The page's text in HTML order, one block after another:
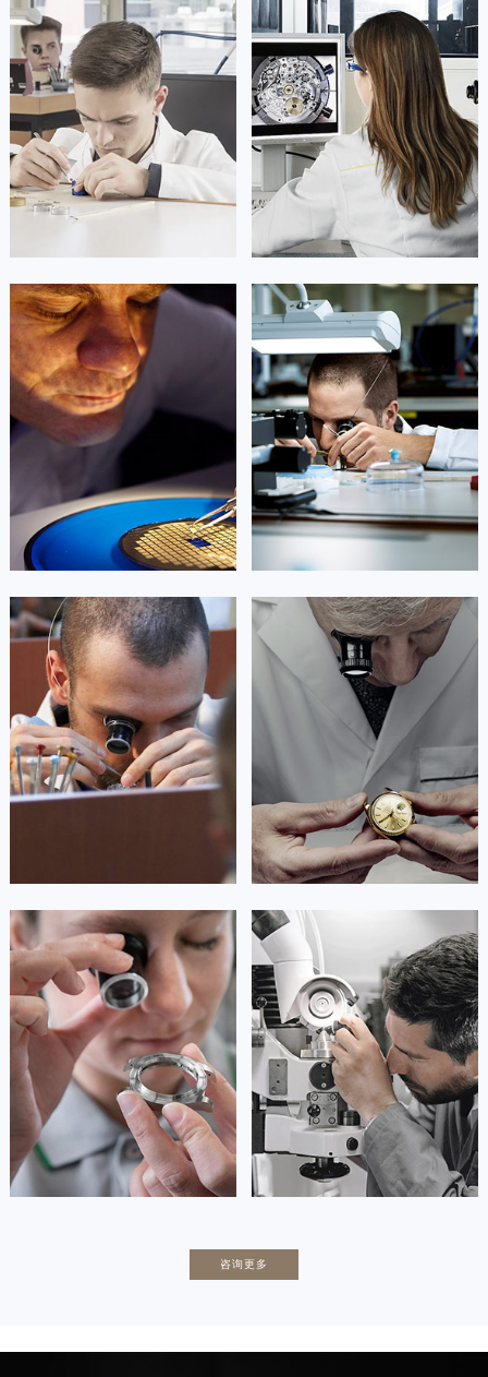
凯罗尔·切尔西
资深百达翡丽技师
是百达翡丽售后维修服务中心
(百达翡丽保养中心)
的高级技师之一
Beijing PatekPhilippe Maintain
center
 北京百达翡丽维修
达芙妮·克劳迪娅
资深百达翡丽技师
是百达翡丽售后维修服务中心
(百达翡丽保养中心)
的高级技师之一
Shanghai PatekPhilippe Maintain
center
 上海百达翡丽维修
艾德琳·亚历桑德拉
资深百达翡丽技师
是百达翡丽售后维修服务中心
(百达翡丽保养中心)
的高级技师之一
Guangzhou PatekPhilippe Maintain
center
艾莉森·安吉莉亚
资深百达翡丽技师
是百达翡丽售后维修服务中心
(百达翡丽保养中心)
的高级技师之一
Shenzhen PatekPhilippe Maintain
 深圳百达翡丽维修
安尼塔·阿普里尔
资深百达翡丽技师
是百达翡丽售后维修服务中心
(百达翡丽保养中心)
的高级技师之一
Tianjin PatekPhilippe Maintain
 天津百达翡丽维修
贝亚特·布兰奇
资深百达翡丽技师
是百达翡丽售后维修服务中心
(百达翡丽保养中心)
的高级技师之一
Nanjing PatekPhilippe Maintain
center
 上海百达翡丽保养
辛迪·克莱门特
资深百达翡丽技师
咨询更多